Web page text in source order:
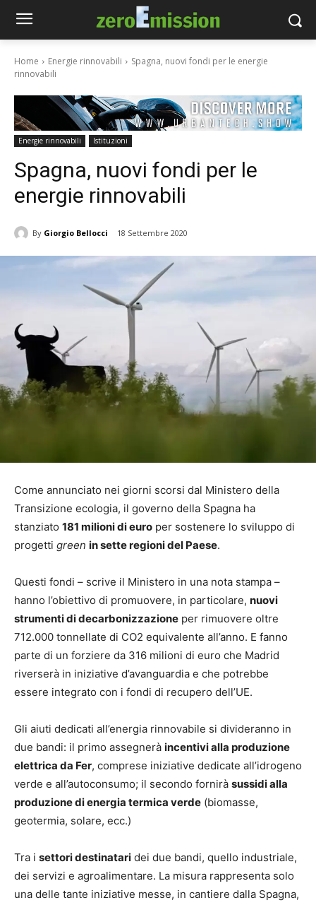
Home Energie rinnovabili
Spagna, nuovi fondi per le energie
rinnovabili
Energie rinnovabili Istituzioni
Spagna, nuovi fondi per le
energie rinnovabili
By Giorgio Bellocci 18 Settembre 2020
Come annunciato nei giorni scorsi dal Ministero della
Transizione ecologia, il governo della Spagna ha
stanziato 181 milioni di euro per sostenere lo sviluppo di
progetti green in sette regioni del Paese.
Questi fondi – scrive il Ministero in una nota stampa –
hanno l’obiettivo di promuovere, in particolare, nuovi
strumenti di decarbonizzazione per rimuovere oltre
712.000 tonnellate di CO2 equivalente all’anno. E fanno
parte di un forziere da 316 milioni di euro che Madrid
riverserà in iniziative d’avanguardia e che potrebbe
essere integrato con i fondi di recupero dell’UE.
Gli aiuti dedicati all’energia rinnovabile si divideranno in
due bandi: il primo assegnerà incentivi alla produzione
elettrica da Fer, comprese iniziative dedicate all’idrogeno
verde e all’autoconsumo; il secondo fornirà sussidi alla
produzione di energia termica verde (biomasse,
geotermia, solare, ecc.)
Tra i settori destinatari dei due bandi, quello industriale,
dei servizi e agroalimentare. La misura rappresenta solo
una delle tante iniziative messe, in cantiere dalla Spagna,